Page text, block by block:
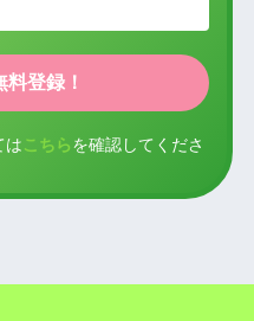
は こちら を確認してくださ